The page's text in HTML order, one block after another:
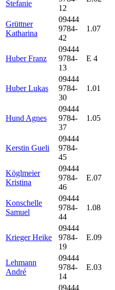
Stefanie
12
Grüttner
Katharina
09444
9784-
42
1.07
Huber Franz
09444
9784-
13
E 4
Huber Lukas
09444
9784-
30
1.01
Hund Agnes
09444
9784-
37
1.05
Kerstin Gueli
09444
9784-
45
Köglmeier
Kristina
09444
9784-
46
E.07
Konschelle
Samuel
09444
9784-
44
1.08
Krieger Heike
09444
9784-
19
E.09
Lehmann
André
09444
9784-
14
E.03
09444